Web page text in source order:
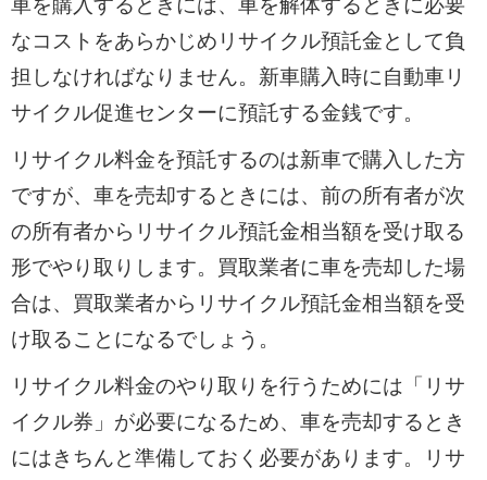
車を購入するときには、車を解体するときに必要
なコストをあらかじめリサイクル預託金として負
担しなければなりません。新車購入時に自動車リ
サイクル促進センターに預託する金銭です。
リサイクル料金を預託するのは新車で購入した方
ですが、車を売却するときには、前の所有者が次
の所有者からリサイクル預託金相当額を受け取る
形でやり取りします。買取業者に車を売却した場
合は、買取業者からリサイクル預託金相当額を受
け取ることになるでしょう。
リサイクル料金のやり取りを行うためには「リサ
イクル券」が必要になるため、車を売却するとき
にはきちんと準備しておく必要があります。リサ